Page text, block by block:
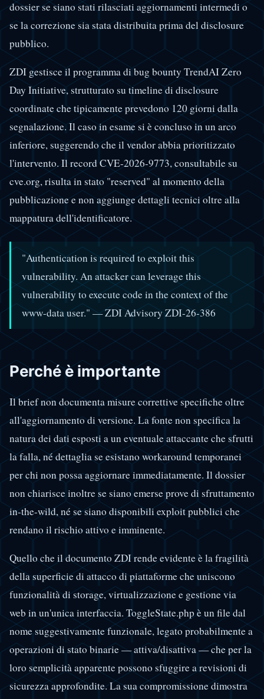
dossier se siano stati rilasciati aggiornamenti intermedi o
se la correzione sia stata distribuita prima del disclosure
pubblico.
ZDI gestisce il programma di bug bounty TrendAI Zero
Day Initiative, strutturato su timeline di disclosure
coordinate che tipicamente prevedono 120 giorni dalla
segnalazione. Il caso in esame si è concluso in un arco
inferiore, suggerendo che il vendor abbia prioritizzato
l'intervento. Il record CVE-2026-9773, consultabile su
cve.org, risulta in stato "reserved" al momento della
pubblicazione e non aggiunge dettagli tecnici oltre alla
mappatura dell'identificatore.
"Authentication is required to exploit this
vulnerability. An attacker can leverage this
vulnerability to execute code in the context of the
www-data user." — ZDI Advisory ZDI-26-386
Perché è importante
Il brief non documenta misure correttive specifiche oltre
all'aggiornamento di versione. La fonte non specifica la
natura dei dati esposti a un eventuale attaccante che sfrutti
la falla, né dettaglia se esistano workaround temporanei
per chi non possa aggiornare immediatamente. Il dossier
non chiarisce inoltre se siano emerse prove di sfruttamento
in-the-wild, né se siano disponibili exploit pubblici che
rendano il rischio attivo e imminente.
Quello che il documento ZDI rende evidente è la fragilità
della superficie di attacco di piattaforme che uniscono
funzionalità di storage, virtualizzazione e gestione via
web in un'unica interfaccia. ToggleState.php è un file dal
nome suggestivamente funzionale, legato probabilmente a
operazioni di stato binarie — attiva/disattiva — che per la
loro semplicità apparente possono sfuggire a revisioni di
sicurezza approfondite. La sua compromissione dimostra